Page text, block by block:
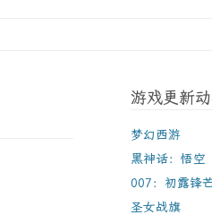
游戏更新
梦幻西游
黑神话：悟空
007：初露锋
圣女战旗